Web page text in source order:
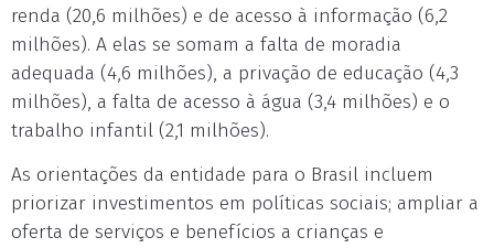
renda (20,6 milhões) e de acesso à informação (6,2
milhões). A elas se somam a falta de moradia
adequada (4,6 milhões), a privação de educação (4,3
milhões), a falta de acesso à água (3,4 milhões) e o
trabalho infantil (2,1 milhões).
As orientações da entidade para o Brasil incluem
priorizar investimentos em políticas sociais; ampliar a
oferta de serviços e benefícios a crianças e